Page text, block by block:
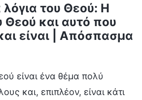
του Θεού: Η
Θεού και αυτό που
είναι | Απόσπασμα
είναι ένα θέμα πολύ
και, επιπλέον, είναι κάτι